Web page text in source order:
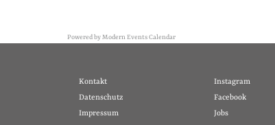
Powered byModern Events Calendar
Kontakt
Datenschutz
Impressum
Instagram
Facebook
Jobs